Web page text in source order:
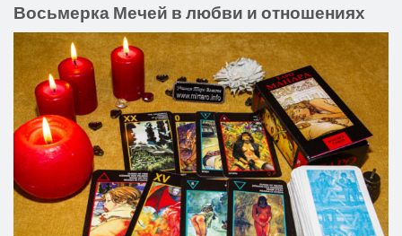
Восьмерка Мечей в любви и отношениях